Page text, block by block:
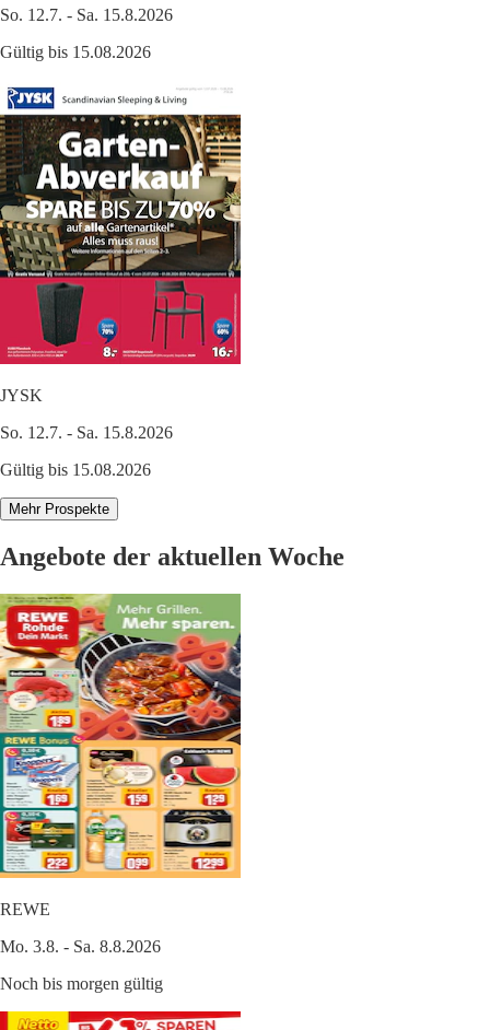
So. 12.7. - Sa. 15.8.2026
Gültig bis 15.08.2026
JYSK
So. 12.7. - Sa. 15.8.2026
Gültig bis 15.08.2026
Mehr Prospekte
Angebote der aktuellen Woche
REWE
Mo. 3.8. - Sa. 8.8.2026
Noch bis morgen gültig